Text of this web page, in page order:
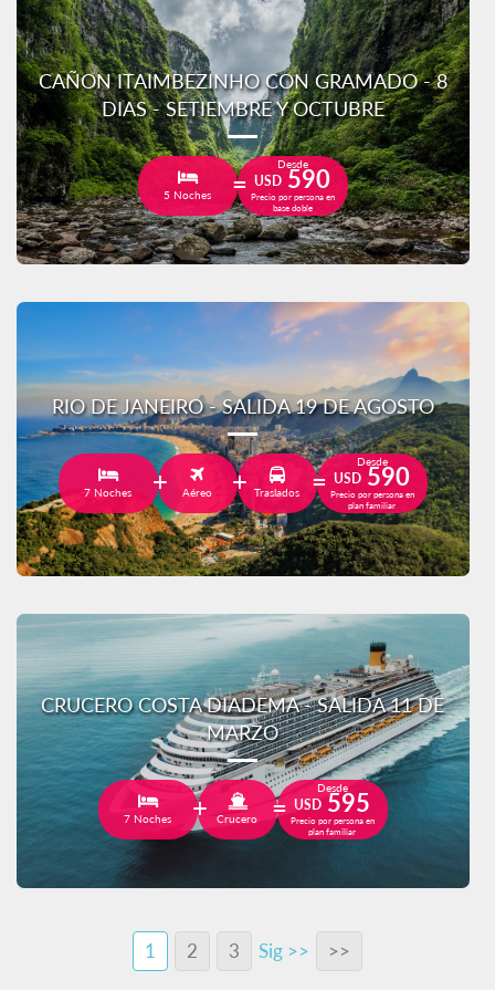
CAÑON ITAIMBEZINHO CON GRAMADO - 8
DIAS - SETIEMBRE Y OCTUBRE
5 Noches
Desde
USD 590
Precio por persona en
base doble
RIO DE JANEIRO - SALIDA 19 DE AGOSTO
7 Noches Aéreo Traslados
Desde
USD 590
Precio por persona en
plan familiar
CRUCERO COSTA DIADEMA - SALIDA 11 DE
MARZO
7 Noches Crucero
Desde
USD 595
Precio por persona en
plan familiar
1 2 3 Sig >> >>